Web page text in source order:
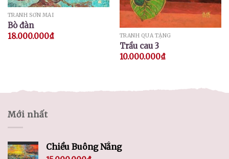
TRANH SƠN MÀI
Bò đàn
18.000.000₫ TRANH QUÀ TẶNG
Trầu cau 3
10.000.000₫
Mới nhất
Chiều Buông Nắng